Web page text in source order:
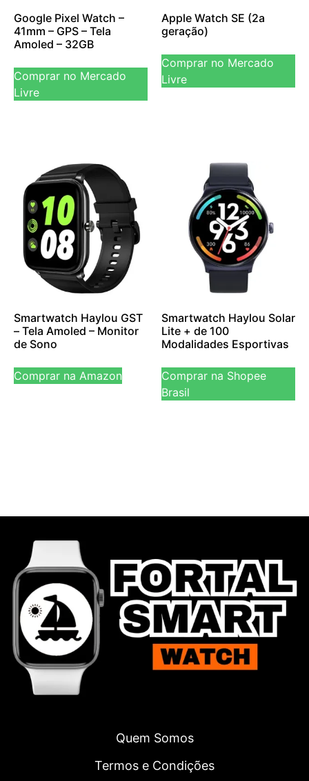
Google Pixel Watch –
41mm – GPS – Tela
Amoled – 32GB
Comprar no Mercado
Livre
Apple Watch SE (2a
geração)
Comprar no Mercado
Livre
Smartwatch Haylou GST
– Tela Amoled – Monitor
de Sono
Comprar na Amazon
Smartwatch Haylou Solar
Lite + de 100
Modalidades Esportivas
Comprar na Shopee
Brasil
Quem Somos
Termos e Condições